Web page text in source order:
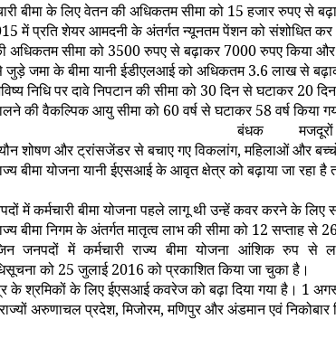
बीमा के लिए वेतन की अधिकतम सीमा को 15हजार रुपए से
में प्रति शेयर आमदनी के अंतर्गत न्यूनतम पेंशन को संशोधित कर
अधिकतम सीमा को 3500रुपए से बढ़ाकर7000रुपए किया और
जुड़े जमा के बीमा यानी ईडीएलआई को अधिकतम3.6लाख से
निधि पर दावे निपटान की सीमा को 30दिन से घटाकर20
की वैकल्पिक आयु सीमा को 60वर्ष से घटाकर58वर्ष किया
बंधक
शोषण और ट्रांसजेंडर से बचाए गए विकलांग,महिलाओं और
बीमा योजना यानी ईएसआई के आवृत क्षेत्र को बढ़ाया जा
में कर्मचारी बीमा योजना पहले लागू थी उन्हें कवर करने के
बीमा निगम के अंतर्गत मातृत्व लाभ की सीमा को 12सप्ताह से 26
जनपदों में कर्मचारी राज्य बीमा योजना आंशिक रुप से
को 25जुलाई2016को प्रकाशित किया जा चुका है।
के श्रमिकों के लिए ईएसआई कवरेज को बढ़ा दिया गया है। 1
राज्यों अरुणाचल प्रदेश,मिजोरम,मणिपुर और अंडमान एवं निकोबार